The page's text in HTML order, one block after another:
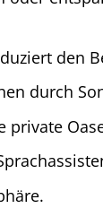
den
durch
private